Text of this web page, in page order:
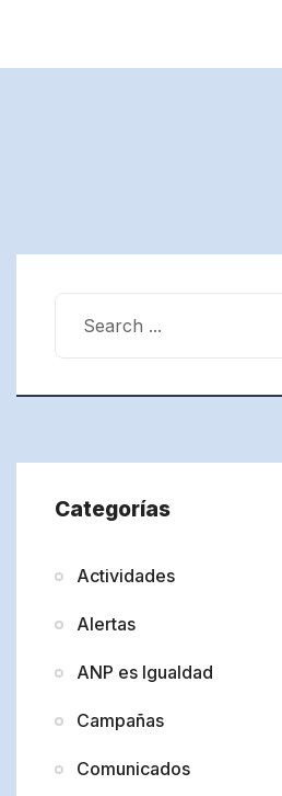
Categorías
Actividades
Alertas
ANP es Igualdad
Campañas
Comunicados